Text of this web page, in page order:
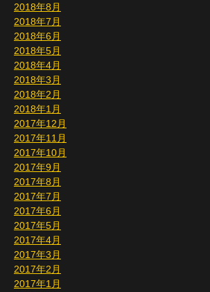
2018年8月
2018年7月
2018年6月
2018年5月
2018年4月
2018年3月
2018年2月
2018年1月
2017年12月
2017年11月
2017年10月
2017年9月
2017年8月
2017年7月
2017年6月
2017年5月
2017年4月
2017年3月
2017年2月
2017年1月